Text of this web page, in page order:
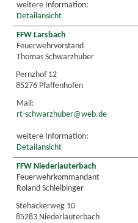
weitere Information:
Detailansicht
FFW Larsbach
Feuerwehrvorstand
Thomas Schwarzhuber
Pernzhof 12
85276 Pfaffenhofen
Mail:
rt-schwarzhuber@web.de
weitere Information:
Detailansicht
FFW Niederlauterbach
Feuerwehrkommandant
Roland Schleibinger
Stehackerweg 10
85283 Niederlauterbach